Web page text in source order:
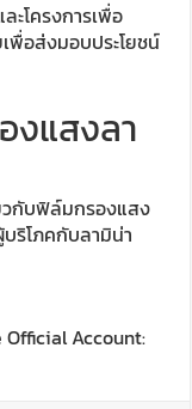
โครงการเพื่อ
พื่อส่งมอบประโยชน์
งแสงลา
วกับฟิล์มกรองแสง
ริโภคกับลามิน่า
Official Account: